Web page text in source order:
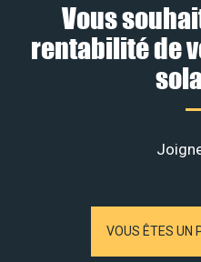
Vous
rentabilité de
VOUS ÊTES UN